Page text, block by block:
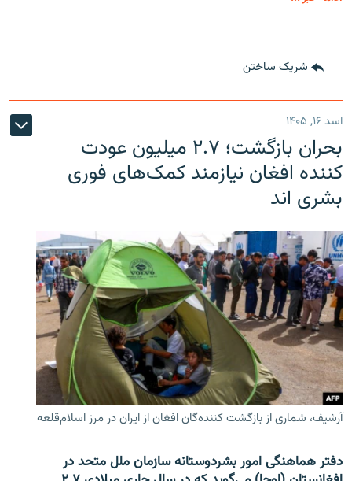
شریک ساختن
اسد ۱۶, ۱۴۰۵
بحران بازگشت؛ ۲.۷ میلیون عودت
کننده افغان نیازمند کمک‌های فوری
بشری اند
آرشیف، شماری از بازگشت کننده‌گان افغان از ایران در مرز اسلام‌قلعه
دفتر هماهنگی امور بشردوستانه سازمان ملل متحد در